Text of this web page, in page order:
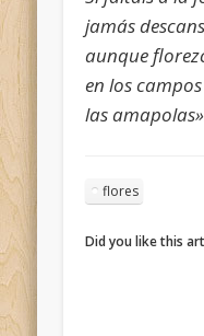
jamás
aunque
en los
las
flores
Did you like this